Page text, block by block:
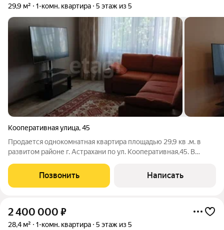
29,9 м² 1-комн. квартира 5 этаж из 5
Кооперативная улица,45
Продается однокомнатная квартира площадью 29,9 кв .м. в
развитом районе г. Астрахани по ул. Кооперативная,45. В
все стены и оклеены дорогими стильными обоями. Заменена
алюминевая проводка на
Позвонить Написать
2 400 000 ₽
28,4 м² 1-комн. квартира 5 этаж из 5